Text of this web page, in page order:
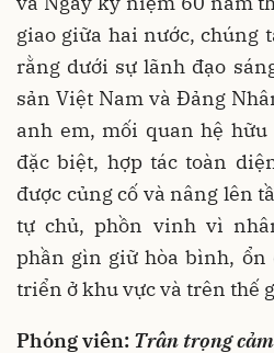
giao giữa hai nước, chúng
rằng dưới sự lãnh đạo
sản Việt Nam và Đảng
anh em, mối quan hệ
đặc biệt, hợp tác toàn
được củng cố và nâng lên
tự chủ, phồn vinh vì
phần gìn giữ hòa bình, ổn
triển ở khu vực và trên thế
Phóng viên: Trân trọng